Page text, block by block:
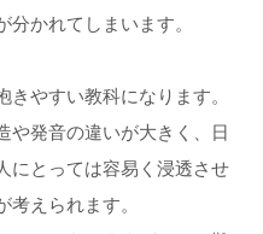
かれてしまいます。
やすい教科になります。
や発音の違いが大きく、日
にとっては容易く浸透させ
考えられます。